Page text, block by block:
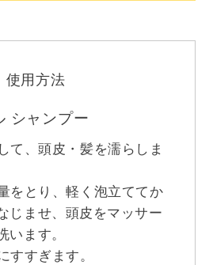
使用方法
シャンプー
て、頭皮・髪を濡らしま
をとり、軽く泡立ててか
じませ、頭皮をマッサー
います。
すすぎます。